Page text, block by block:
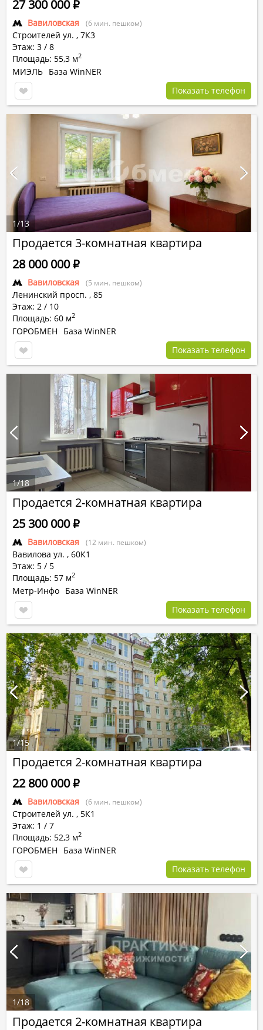
Вавиловская (6 мин. пешком)
Строителей ул. , 7К3
Этаж: 3 / 8
Площадь: 55,3 м2
27 300 000Р
МИЭЛЬ База WinNER
Показать телефон
Продается 3-комнатная квартира
Вавиловская (5 мин. пешком)
Ленинский просп. , 85
Этаж: 2 / 10
Площадь: 60 м2
28 000 000Р
ГОРОБМЕН
База WinNER
Показать телефон
1/13
Продается 2-комнатная квартира
Вавиловская (12 мин. пешком)
Вавилова ул. , 60К1
Этаж: 5 / 5
Площадь: 57 м2
25 300 000Р
Метр-Инфо База WinNER
Показать телефон
1/18
Продается 2-комнатная квартира
Вавиловская (6 мин. пешком)
Строителей ул. , 5К1
Этаж: 1 / 7
Площадь: 52,3 м2
22 800 000Р
ГОРОБМЕН
База WinNER
Показать телефон
1/15
Продается 2-комнатная квартира
1/18